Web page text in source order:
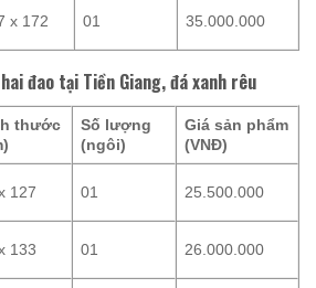
x 172 01 35.000.000
đao tại Tiền Giang, đá xanh rêu
thước
Số lượng
(ngôi)
Giá sản phẩm
(VNĐ)
127 01 25.500.000
133 01 26.000.000